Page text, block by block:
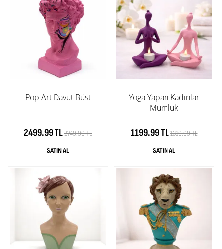
Pop Art Davut Büst
2499.99 TL2749.99 TL
Yoga Yapan Kadınlar
Mumluk
1199.99 TL1319.99 TL